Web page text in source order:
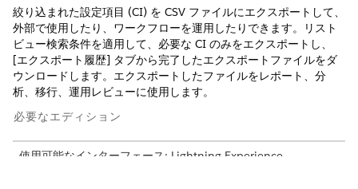
絞り込まれた設定項目 (CI) を CSV ファイルにエクスポートして、
外部で使用したり、ワークフローを運用したりできます。リスト
ビュー検索条件を適用して、必要な CI のみをエクスポートし、
[エクスポート履歴] タブから完了したエクスポートファイルをダ
ウンロードします。エクスポートしたファイルをレポート、分
析、移行、運用レビューに使用します。
必要なエディション
使用可能なインターフェース: Lightning Experience